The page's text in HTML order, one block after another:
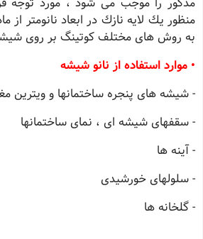
به روش های مختلف كوتینگ بر روی
• موارد استفاده از نانو شیشه
- شیشه های پنجره ساختمانها و ویترین
- سقفهای شیشه ای ، نمای ساختمانها
- آینه ها
- سلولهای خورشیدی
- گلخانه ها